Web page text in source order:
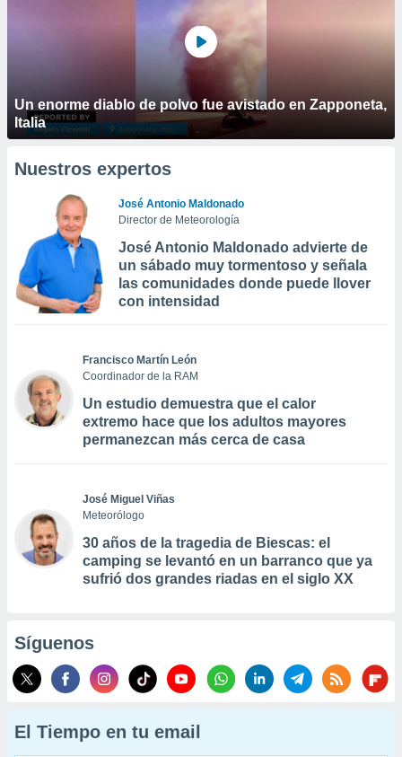
Un enorme diablo de polvo fue avistado en Zapponeta,
Italia
Nuestros expertos
José Antonio Maldonado
Director de Meteorología
José Antonio Maldonado advierte de
un sábado muy tormentoso y señala
las comunidades donde puede llover
con intensidad
Francisco Martín León
Coordinador de la RAM
Un estudio demuestra que el calor
extremo hace que los adultos mayores
permanezcan más cerca de casa
José Miguel Viñas
Meteorólogo
30 años de la tragedia de Biescas: el
camping se levantó en un barranco que ya
sufrió dos grandes riadas en el siglo XX
Síguenos
El Tiempo en tu email